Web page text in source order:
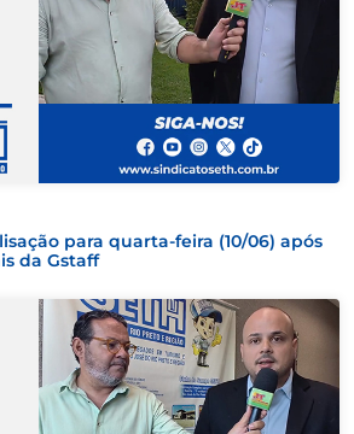
para quarta-feira (10/06) após
da Gstaff